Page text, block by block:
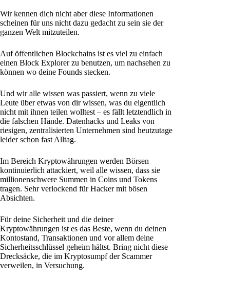
Wir kennen dich nicht aber diese Informationen
scheinen für uns nicht dazu gedacht zu sein sie der
ganzen Welt mitzuteilen.
Auf öffentlichen Blockchains ist es viel zu einfach
einen Block Explorer zu benutzen, um nachsehen zu
können wo deine Founds stecken.
Und wir alle wissen was passiert, wenn zu viele
Leute über etwas von dir wissen, was du eigentlich
nicht mit ihnen teilen wolltest – es fällt letztendlich in
die falschen Hände. Datenhacks und Leaks von
riesigen, zentralisierten Unternehmen sind heutzutage
leider schon fast Alltag.
Im Bereich Kryptowährungen werden Börsen
kontinuierlich attackiert, weil alle wissen, dass sie
millionenschwere Summen in Coins und Tokens
tragen. Sehr verlockend für Hacker mit bösen
Absichten.
Für deine Sicherheit und die deiner
Kryptowährungen ist es das Beste, wenn du deinen
Kontostand, Transaktionen und vor allem deine
Sicherheitsschlüssel geheim hältst. Bring nicht diese
Drecksäcke, die im Kryptosumpf der Scammer
verweilen, in Versuchung.